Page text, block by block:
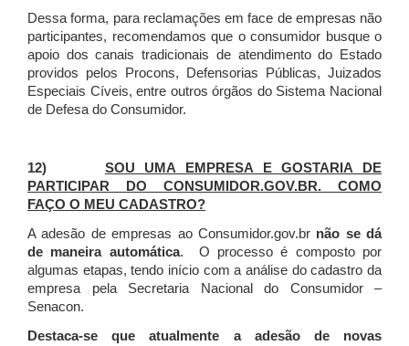
Dessa forma, para reclamações em face de empresas não
participantes, recomendamos que o consumidor busque o
apoio dos canais tradicionais de atendimento do Estado
providos pelos Procons, Defensorias Públicas, Juizados
Especiais Cíveis, entre outros órgãos do Sistema Nacional
de Defesa do Consumidor.
12) SOU UMA EMPRESA E GOSTARIA DE
PARTICIPAR DO CONSUMIDOR.GOV.BR. COMO
FAÇO O MEU CADASTRO?
A adesão de empresas ao Consumidor.gov.br não se dá
de maneira automática. O processo é composto por
algumas etapas, tendo início com a análise do cadastro da
empresa pela Secretaria Nacional do Consumidor –
Senacon.
Destaca-se que atualmente a adesão de novas